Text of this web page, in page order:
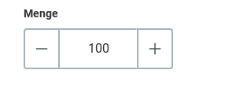
Menge